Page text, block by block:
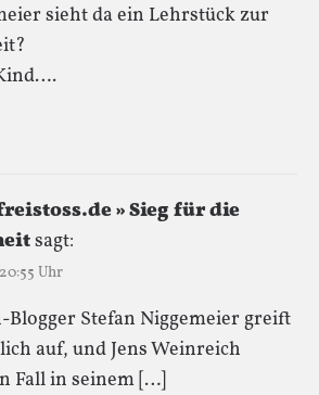
sieht da ein Lehrstück zur
» Sieg für die
sagt:
Uhr
Stefan Niggemeier greift
auf, und Jens Weinreich
Fall in seinem […]